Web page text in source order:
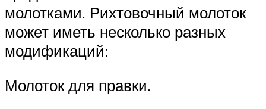
молотками. Рихтовочный молоток
может иметь несколько разных
модификаций:
Молоток для правки.